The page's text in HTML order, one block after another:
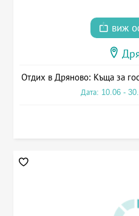
виж
Отдих в Дряново: Къща за
Дата: 10.06 -